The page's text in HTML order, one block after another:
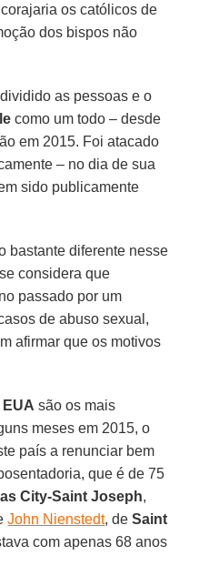
os católicos de
dos bispos não
as pessoas e o
como um todo – desde
em 2015. Foi atacado
– no dia de sua
sido publicamente
bastante diferente nesse
considera que
passado por um
de abuso sexual,
afirmar que os motivos
EUA são os mais
meses em 2015, o
país a renunciar bem
que é de 75
City-Saint Joseph,
John Nienstedt, deSaint
com apenas 68 anos